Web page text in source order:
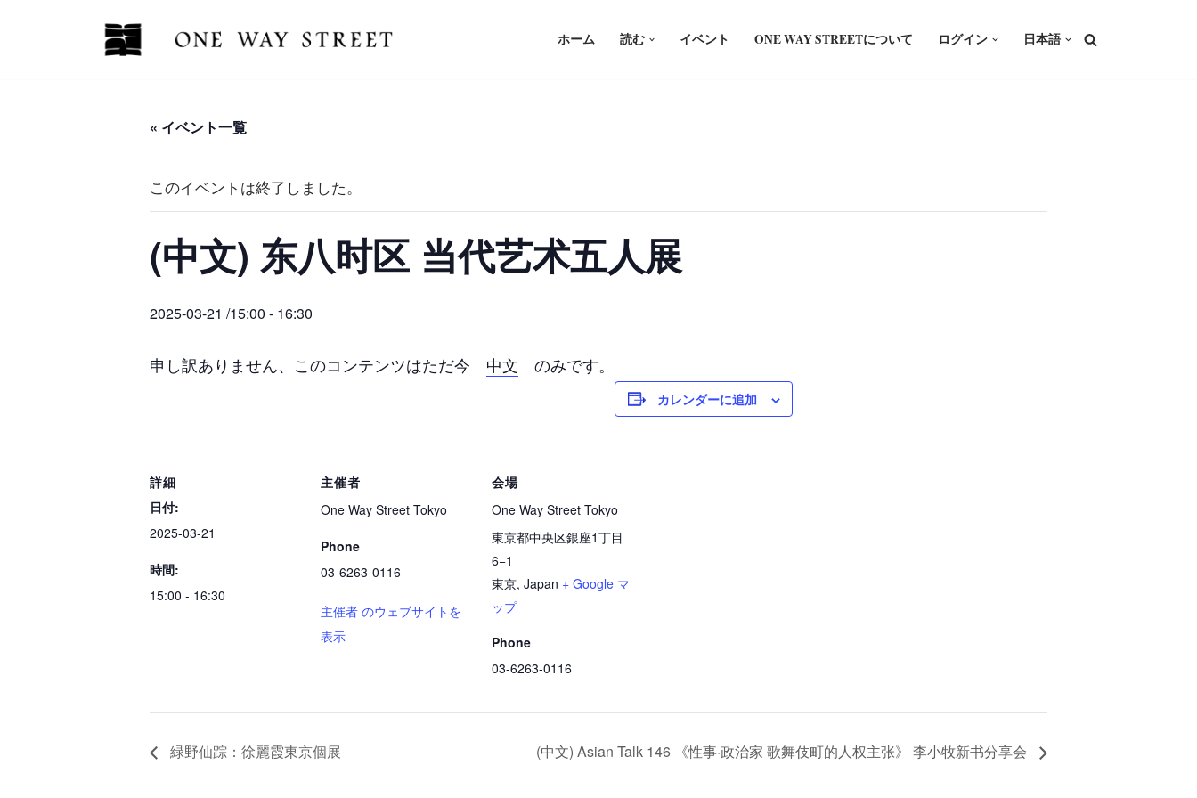
ホーム 読む イベント ONE WAY STREETについて ログイン 日本語
« イベント一覧
このイベントは終了しました。
(中文) 东八时区 当代艺术五人展
2025-03-21 /15:00 - 16:30
申し訳ありません、このコンテンツはただ今 中文 のみです。
カレンダーに追加
詳細
日付:
2025-03-21
時間:
15:00 - 16:30
主催者
One Way Street Tokyo
Phone
03-6263-0116
主催者 のウェブサイトを
表示
会場
One Way Street Tokyo
東京都中央区銀座1丁目
6−1
東京, Japan + Google マ
ップ
Phone
03-6263-0116
緑野仙踪：徐麗霞東京個展 (中文) Asian Talk 146 《性事·政治家 歌舞伎町的人权主张》 李小牧新书分享会